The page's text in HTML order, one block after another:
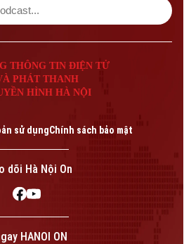
THÔNG TIN ĐIỆN TỬ
PHÁT THANH
HÌNH HÀ NỘI
sử dụngChính sách bảo mật
dõi Hà Nội On
HANOI ON